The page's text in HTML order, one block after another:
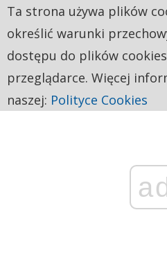
Ta strona używa plików
określić warunki
dostępu do plików
przeglądarce. Więcej
naszej: Polityce Cookies